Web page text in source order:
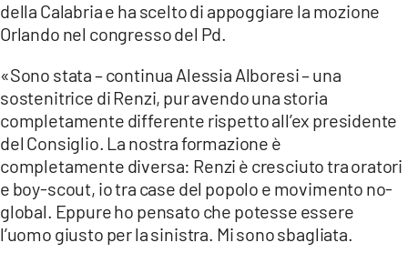
LACAPITALENEWS.IT
App
ANDROID
APPLE
della Calabria e ha scelto di appoggiare la mozione
Orlando nel congresso del Pd.
«Sono stata – continua Alessia Alboresi – una
sostenitrice di Renzi, pur avendo una storia
completamente differente rispetto all’ex presidente
del Consiglio. La nostra formazione è
completamente diversa: Renzi è cresciuto tra oratori
e boy-scout, io tra case del popolo e movimento no-
global. Eppure ho pensato che potesse essere
l’uomo giusto per la sinistra. Mi sono sbagliata.